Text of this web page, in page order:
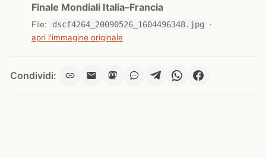
Finale Mondiali Italia–Francia
File: dscf4264_20090526_1604496348.jpg
·
apri l'immagine originale
Condividi: